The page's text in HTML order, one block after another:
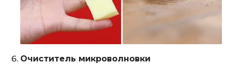
Очиститель микроволновки